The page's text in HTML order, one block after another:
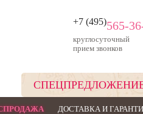
+7 (495)565-
круглосуточный
прием звонков
ДОСТАВКА И